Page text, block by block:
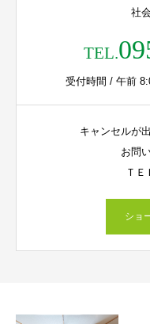
社
TEL.
受付時間 / 午前
キャンセルが
お問
ＴＥ
ショ